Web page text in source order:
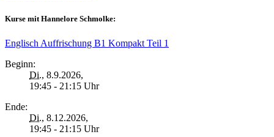
Kurse mit Hannelore Schmolke:
Englisch Auffrischung B1 Kompakt Teil 1
Beginn:
Di., 8.9.2026,
19:45 - 21:15 Uhr
Ende:
Di., 8.12.2026,
19:45 - 21:15 Uhr